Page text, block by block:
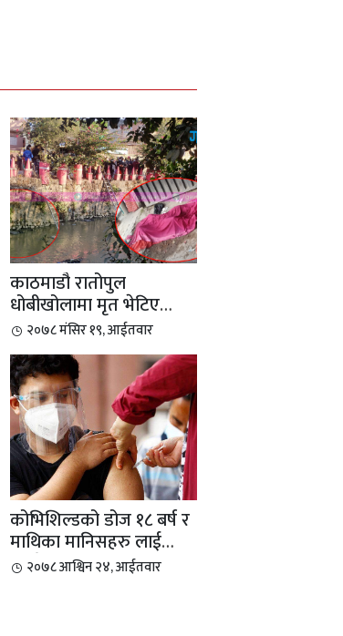
काठमाडौ रातोपुल
धोबीखोलामा मृत भेटिए
विशाल ...
२०७८ मंसिर १९, आईतवार
कोभिशिल्डको डोज १८ बर्ष र
माथिका मानिसहरु लाई
दिइने२०७८ आश्विन २४, आईतवार